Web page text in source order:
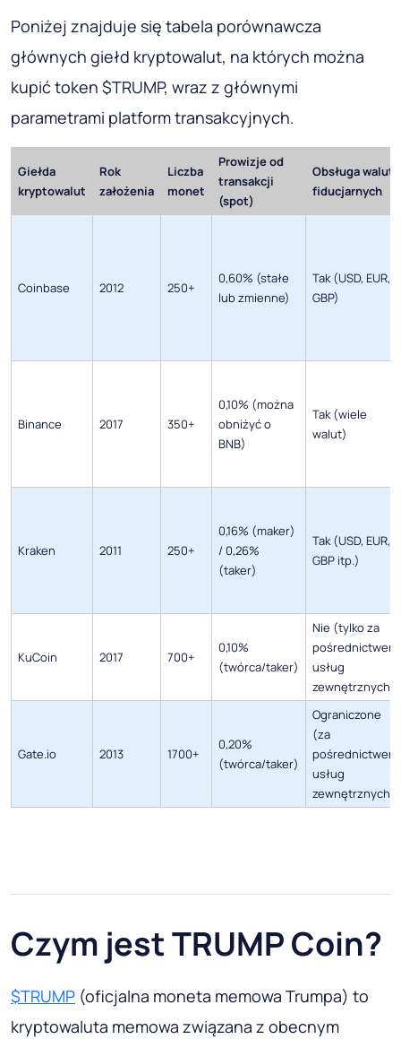
Poniżej znajduje się tabela porównawcza
głównych giełd kryptowalut, na których można
kupić token $TRUMP, wraz z głównymi
parametrami platform transakcyjnych.
Giełda
kryptowalut
Rok
założenia
Liczba
monet
Prowizje od
transakcji
(spot)
Obsługa walut
fiducjarnych
Coinbase 2012 250+
0,60% (stałe
lub zmienne)
Tak (USD, EUR,
GBP)
Binance 2017 350+
0,10% (można
obniżyć o
BNB)
Tak (wiele
walut)
Kraken 2011 250+
0,16% (maker)
/ 0,26%
(taker)
Tak (USD, EUR,
GBP itp.)
KuCoin 2017 700+
0,10%
(twórca/taker)
Nie (tylko za
pośrednictwem
usług
zewnętrznych)
Gate.io 2013 1700+
0,20%
(twórca/taker)
Ograniczone
(za
pośrednictwem
usług
zewnętrznych)
Czym jest TRUMP Coin?
$TRUMP (oficjalna moneta memowa Trumpa) to
kryptowaluta memowa związana z obecnym